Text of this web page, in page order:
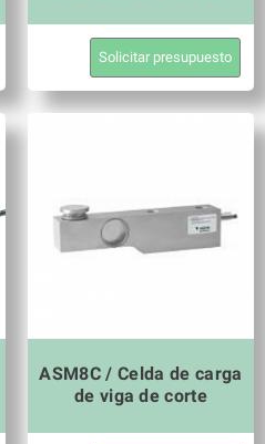
Solicitar presupuesto
ASM8C / Celda de carga
de viga de corte